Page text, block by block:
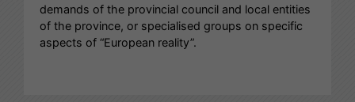
demands of the provincial council and local entities
of the province, or specialised groups on specific
aspects of “European reality”.